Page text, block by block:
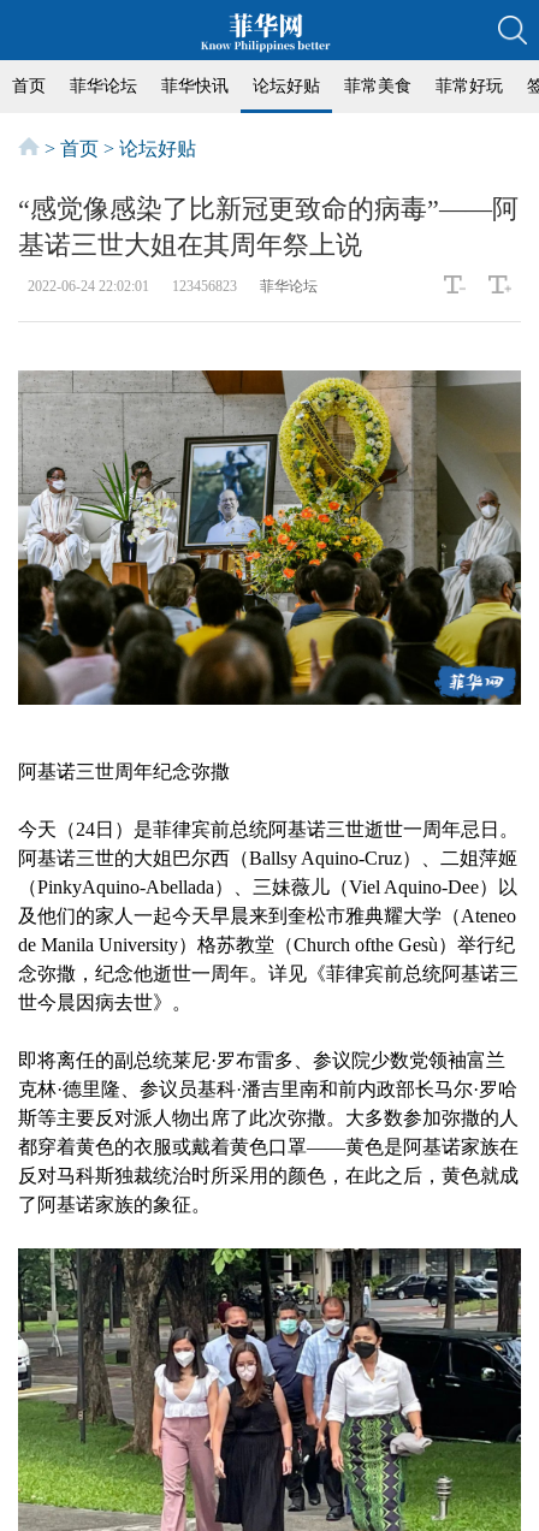
首页 菲华论坛 菲华快讯 论坛好贴 菲常美食 菲常好玩
> 首页 > 论坛好贴
“感觉像感染了比新冠更致命的病毒”——阿
基诺三世大姐在其周年祭上说
2022-06-24 22:02:01 123456823 菲华论坛
阿基诺三世周年纪念弥撒
今天（24日）是菲律宾前总统阿基诺三世逝世一周年忌日。
阿基诺三世的大姐巴尔西（Ballsy Aquino-Cruz）、二姐萍姬
（PinkyAquino-Abellada）、三妹薇儿（Viel Aquino-Dee）以
及他们的家人一起今天早晨来到奎松市雅典耀大学（Ateneo
de Manila University）格苏教堂（Church ofthe Gesù）举行纪
念弥撒，纪念他逝世一周年。详见《菲律宾前总统阿基诺三
世今晨因病去世》。
即将离任的副总统莱尼·罗布雷多、参议院少数党领袖富兰
克林·德里隆、参议员基科·潘吉里南和前内政部长马尔·罗哈
斯等主要反对派人物出席了此次弥撒。大多数参加弥撒的人
都穿着黄色的衣服或戴着黄色口罩——黄色是阿基诺家族在
反对马科斯独裁统治时所采用的颜色，在此之后，黄色就成
了阿基诺家族的象征。